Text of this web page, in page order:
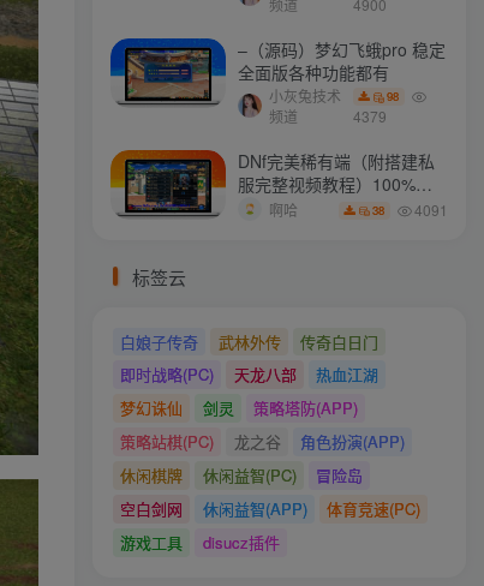
频道
4900
–（源码）梦幻飞蛾pro 稳定
全面版各种功能都有
小灰兔技术
频道
98
4379
DNf完美稀有端（附搭建私
服完整视频教程）100%可
搭建(附完美端升级补丁)
啊哈 38 4091
标签云
白娘子传奇 武林外传
传奇白日门
即时战略(PC)
天龙八部
热血江湖
梦幻诛仙
剑灵
策略塔防(APP)
策略站棋(PC)
龙之谷
角色扮演(APP)
休闲棋牌
休闲益智(PC)
冒险岛
空白剑网
休闲益智(APP)
体育竞速(PC)
游戏工具
disucz插件